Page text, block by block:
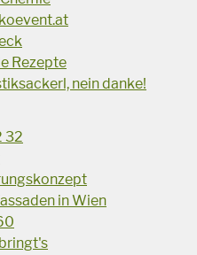
Rezepte
nein danke!
32
in Wien